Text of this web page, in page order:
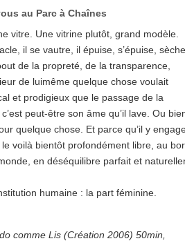
au Parc à Chaînes
vitre. Une vitrine plutôt, grand modèle.
il se vautre, il épuise, s’épuise,
de la propreté, de la transparence,
de luimême quelque chose voulait
et prodigieux que le passage de la
peut-être son âme qu’il lave. Ou
quelque chose. Et parce qu’il y
voilà bientôt profondément libre, au
en déséquilibre parfait et
humaine : la part féminine.
comme Lis (Création 2006) 50min,